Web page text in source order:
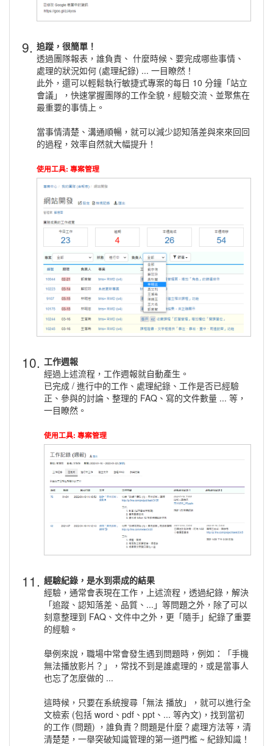
9. 追蹤，很簡單！
透過團隊報表，誰負責、 什麼時候、要完成哪些事情、
處理的狀況如何 (處理紀錄) ... 一目瞭然！
此外，還可以輕鬆執行敏捷式專案的每日 10 分鐘「站立
會議」，快速掌握團隊的工作全貌，經驗交流、並聚焦在
最重要的事情上。
當事情清楚、溝通順暢，就可以減少認知落差與來來回回
的過程，效率自然就大幅提升！
使用工具: 專案管理
10. 工作週報
經過上述流程，工作週報就自動產生。
已完成 / 進行中的工作、處理紀錄、工作是否已經驗
正、參與的討論、整理的 FAQ、寫的文件數量 ... 等，
一目瞭然。
使用工具: 專案管理
11. 經驗紀錄，是水到渠成的結果
經驗，通常會表現在工作，上述流程，透過紀錄，解決
「追蹤、認知落差、品質、...」等問題之外，除了可以
刻意整理到 FAQ、文件中之外，更「隨手」紀錄了重要
的經驗。
舉例來說，職場中常會發生遇到問題時，例如：「手機
無法播放影片？」，常找不到是誰處理的，或是當事人
也忘了怎麼做的 ...
這時候，只要在系統搜尋「無法 播放」，就可以進行全
文檢索 (包括 word、pdf、ppt、... 等內文)，找到當初
的工作 (問題) ，誰負責？問題是什麼？處理方法等，清
清楚楚，一舉突破知識管理的第一道門檻 ~ 紀錄知識！